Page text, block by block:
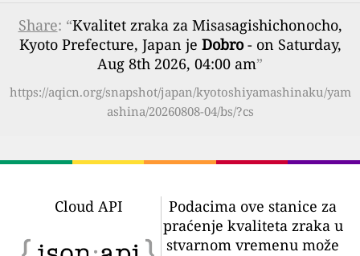
Share: “Kvalitet zraka za Misasagishichonocho,
Kyoto Prefecture, Japan je Dobro- on Saturday,
Aug 8th 2026, 04:00 am”
https://aqicn.org/snapshot/japan/kyotoshiyamashinaku/yam
ashina/20260808-04/bs/?cs
Cloud API
Podacima ove stanice za
praćenje kvaliteta zraka u
stvarnom vremenu može